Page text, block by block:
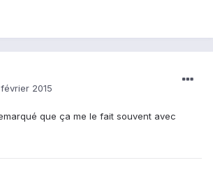
2015
que ça me le fait souvent avec